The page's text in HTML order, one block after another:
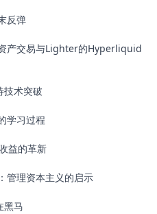
反弹
产交易与Lighter的Hyperliquid
技术突破
学习过程
益的革新
管理资本主义的启示
黑马